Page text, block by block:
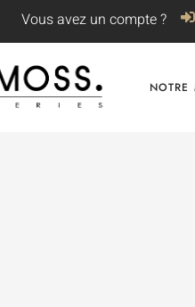
Vous avez un compte ?
NOTRE